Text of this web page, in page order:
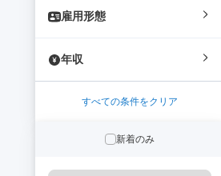
雇用形態
年収
すべての条件をクリア
新着のみ